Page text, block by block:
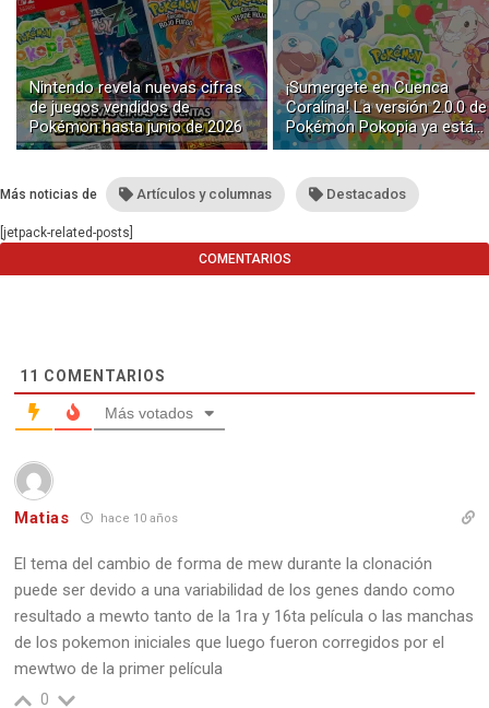
Nintendo revela nuevas cifras
de juegos vendidos de
Pokémon hasta junio de 2026
¡Sumergete en Cuenca
Coralina! La versión 2.0.0 de
Pokémon Pokopia ya está
disponible con buceo y
Más noticias de Artículos y columnas Destacados
[jetpack-related-posts]
COMENTARIOS
11 COMENTARIOS
Más votados
Matias hace 10 años
El tema del cambio de forma de mew durante la clonación
puede ser devido a una variabilidad de los genes dando como
resultado a mewto tanto de la 1ra y 16ta película o las manchas
de los pokemon iniciales que luego fueron corregidos por el
mewtwo de la primer película
0